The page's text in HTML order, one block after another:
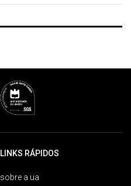
LINKS RÁPIDOS
sobre a ua